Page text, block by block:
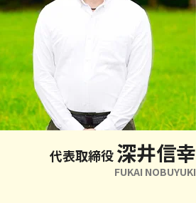
代表取締役深井信幸
FUKAI NOBUYUKI